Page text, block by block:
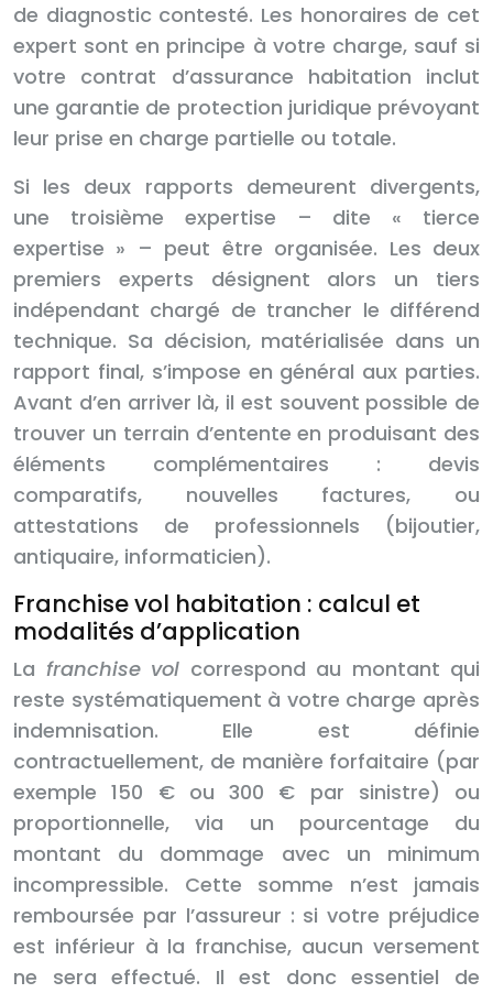
de diagnostic contesté. Les honoraires de cet
expert sont en principe à votre charge, sauf si
votre contrat d’assurance habitation inclut
une garantie de protection juridique prévoyant
leur prise en charge partielle ou totale.
Si les deux rapports demeurent divergents,
une troisième expertise – dite « tierce
expertise » – peut être organisée. Les deux
premiers experts désignent alors un tiers
indépendant chargé de trancher le différend
technique. Sa décision, matérialisée dans un
rapport final, s’impose en général aux parties.
Avant d’en arriver là, il est souvent possible de
trouver un terrain d’entente en produisant des
éléments complémentaires : devis
comparatifs, nouvelles factures, ou
attestations de professionnels (bijoutier,
antiquaire, informaticien).
Franchise vol habitation : calcul et
modalités d’application
La franchise vol correspond au montant qui
reste systématiquement à votre charge après
indemnisation. Elle est définie
contractuellement, de manière forfaitaire (par
exemple 150 € ou 300 € par sinistre) ou
proportionnelle, via un pourcentage du
montant du dommage avec un minimum
incompressible. Cette somme n’est jamais
remboursée par l’assureur : si votre préjudice
est inférieur à la franchise, aucun versement
ne sera effectué. Il est donc essentiel de